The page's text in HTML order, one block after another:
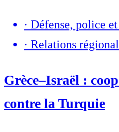
· Défense, police
· Relations
Grèce–Israël :
contre la Turquie